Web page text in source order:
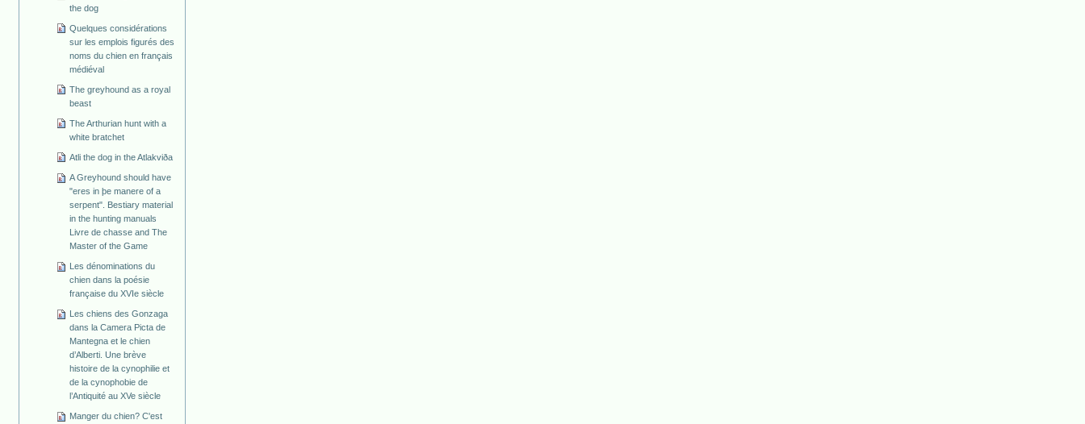
the dog
Quelques considérations
sur les emplois figurés des
noms du chien en français
médiéval
The greyhound as a royal
beast
The Arthurian hunt with a
white bratchet
Atli the dog in the Atlakviða
A Greyhound should have
"eres in þe manere of a
serpent". Bestiary material
in the hunting manuals
Livre de chasse and The
Master of the Game
Les dénominations du
chien dans la poésie
française du XVIe siècle
Les chiens des Gonzaga
dans la Camera Picta de
Mantegna et le chien
d’Alberti. Une brève
histoire de la cynophilie et
de la cynophobie de
l’Antiquité au XVe siècle
Manger du chien? C'est